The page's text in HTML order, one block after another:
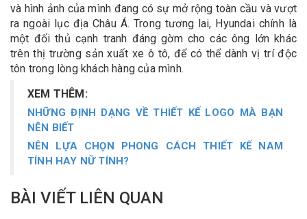
và hình ảnh của mình đang có sự mở rộng toàn cầu và vượt
ra ngoài lục địa Châu Á. Trong tương lai, Hyundai chính là
một đối thủ cạnh tranh đáng gờm cho các ông lớn khác
trên thị trường sản xuất xe ô tô, để có thể dành vị trí độc
tôn trong lòng khách hàng của mình.
XEM THÊM:
NHỮNG ĐỊNH DẠNG VỀ THIẾT KẾ LOGO MÀ BẠN
NÊN BIẾT
NÊN LỰA CHỌN PHONG CÁCH THIẾT KẾ NAM
TÍNH HAY NỮ TÍNH?
BÀI VIẾT LIÊN QUAN